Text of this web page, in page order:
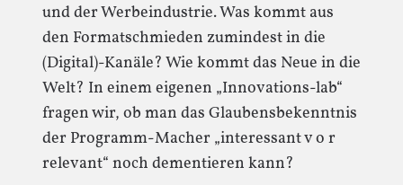
und der Werbeindustrie. Was kommt aus
den Formatschmieden zumindest in die
(Digital)-Kanäle? Wie kommt das Neue in die
Welt? In einem eigenen „Innovations-lab“
fragen wir, ob man das Glaubensbekenntnis
der Programm-Macher „interessant v o r
relevant“ noch dementieren kann?